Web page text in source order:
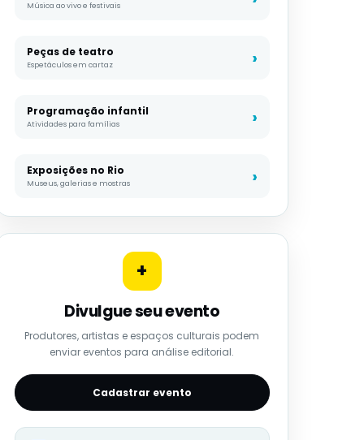
Música ao vivo e festivais
Peças de teatro
Espetáculos em cartaz
Programação infantil
Atividades para famílias
Exposições no Rio
Museus, galerias e mostras
+
Divulgue seu evento
Produtores, artistas e espaços culturais podem
enviar eventos para análise editorial.
Cadastrar evento